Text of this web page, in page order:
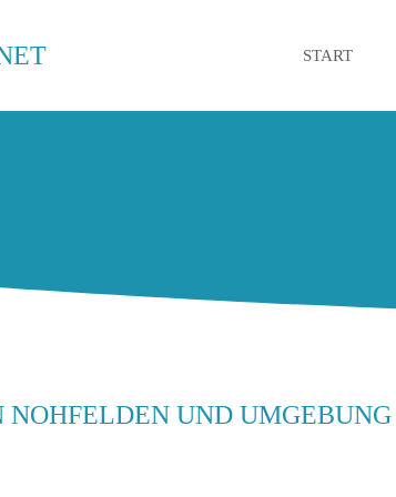
START
NOHFELDEN UND UMGEBUNG